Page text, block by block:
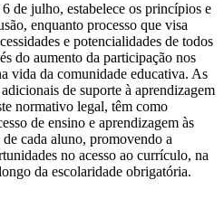
de julho, estabelece os princípios e
enquanto processo que visa
e potencialidades de todos
do aumento da participação nos
vida da comunidade educativa. As
de suporte à aprendizagem
normativo legal, têm como
de ensino e aprendizagem às
cada aluno, promovendo a
no acesso ao currículo, na
da escolaridade obrigatória.